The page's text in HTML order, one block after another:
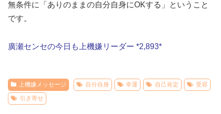
無条件に「ありのままの自分自身にOKする」ということ
です。
廣瀬センセの今日も上機嫌リーダー *2,893*
上機嫌メッセージ 自分自身 幸運 自己肯定
受容
引き寄せ